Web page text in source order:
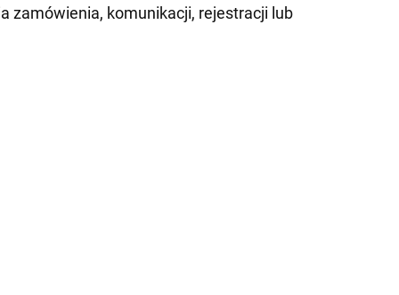
zamówienia, komunikacji, rejestracji lub